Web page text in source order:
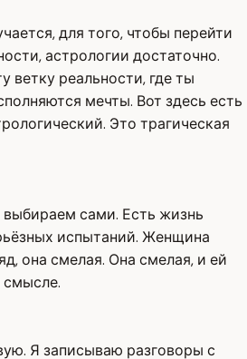
для того, чтобы перейти
астрологии достаточно.
ветку реальности, где ты
мечты. Вот здесь есть
Это трагическая
сами. Есть жизнь
испытаний. Женщина
она смелая. Она смелая, и ей
Я записываю разговоры с